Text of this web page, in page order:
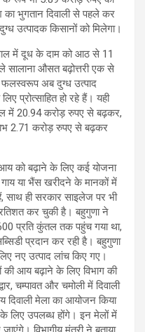
का भुगतान दिवाली से पहले कर
उत्पादक किसानों को मिलेगा।
में दूध के दाम को आठ से 11
सालाना औसत बढ़ोत्तरी एक से
फलस्वरूप अब दुग्ध उत्पाद
प्रोत्साहित हो रहे हैं। यही
में 20.94 करोड़ रुपए से बढ़कर,
2.71 करोड़ रुपए से बढ़कर
को बढ़ाने के लिए कई योजना
गाय या भैंस खरीदने के मानकों में
साथ ही सरकार साइलेज पर भी
कर चुकी है। बहुगुणा ने
प्रति कुंतल तक पहुंच गया था,
प्रदान कर रही है। बहुगुणा
नए उत्पाद लांच किए गए।
की आय बढ़ाने के लिए विभाग की
चम्पावत और चमोली में दिवाली
मेला का आयोजन किया
लिए उपलब्ध होंगे। इन मेलों में